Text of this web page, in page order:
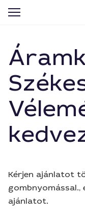
Kérjen ajánlatot
gombnyomással.,
ajánlatot.